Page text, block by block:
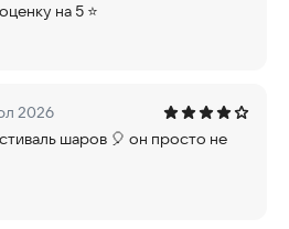
на 5 ⭐
2026
шаров 🎈 он просто не